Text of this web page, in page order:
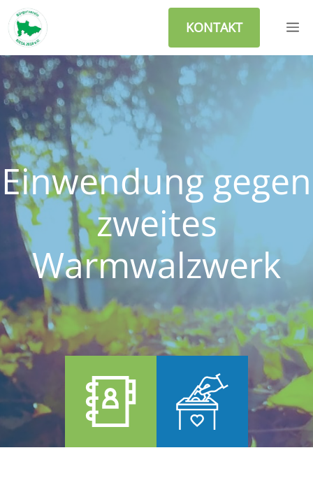
Zum
Inhalt
springen
KONTAKT
Einwendung gegen
zweites
Warmwalzwerk